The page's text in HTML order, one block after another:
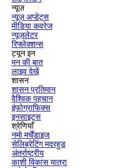
न्यूज़
न्यूज़ अप्डेट्स
मीडिया कवरेज
न्यूज़लेटर
रिफ्लेक्शन्स
ट्यून इन
मन की बात
लाइव देखें
शासन
शासन प्रतिमान
वैश्विक पहचान
इंफोग्राफिक्स
इनसाइट्स
श्रेणियाँ
नमो मर्चेंडाइज
सेलिब्रेटिंग मदरहुड
अंतर्राष्‍ट्रीय
काशी विकास यात्रा